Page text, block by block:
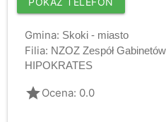
Gmina: Skoki - miasto
Filia: NZOZ Zespół
HIPOKRATES
gradeOcena: 0.0